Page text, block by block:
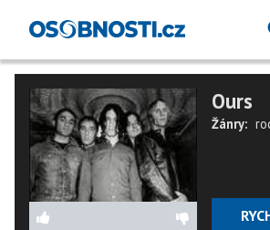
Ours
Žánry: